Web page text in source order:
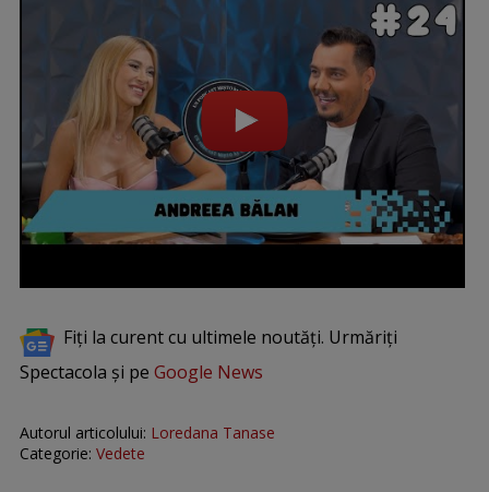
Fiți la curent cu ultimele noutăți. Urmăriți
Spectacola și pe Google News
Autorul articolului: Loredana Tanase
Categorie: Vedete